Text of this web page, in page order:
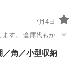
7月4日
す。 倉庫代もかか
円 こちらGA10...
／角／小型収納